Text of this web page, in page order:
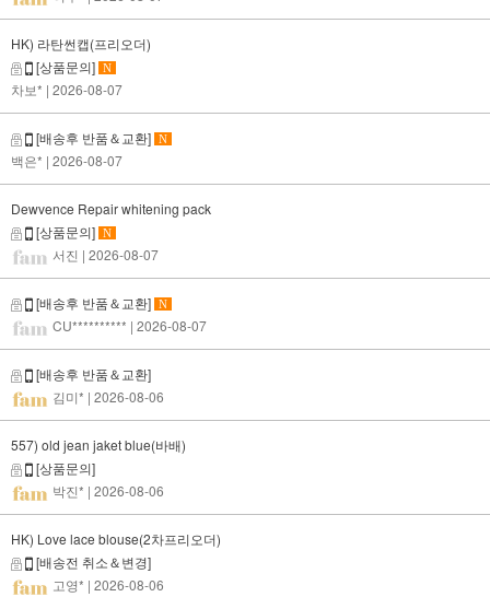
HK) 라탄썬캡(프리오더)
[상품문의] N
차보* | 2026-08-07
[배송후 반품＆교환] N
백은* | 2026-08-07
Dewvence Repair whitening pack
[상품문의] N
서진 | 2026-08-07
[배송후 반품＆교환] N
CU********** | 2026-08-07
[배송후 반품＆교환]
김미* | 2026-08-06
557) old jean jaket blue(바배)
[상품문의]
박진* | 2026-08-06
HK) Love lace blouse(2차프리오더)
[배송전 취소＆변경]
고영* | 2026-08-06